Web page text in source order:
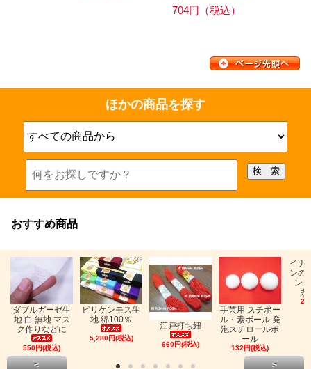
704円（税込）
ほかの商品を探す
おすすめ商品
ダブルガーゼ生
地 白 無地 マス
ク作りなどに
550円(税込)
ビリケンモス生
地 綿100％
5,280円(税込)
江戸打ち紐
660円(税込)
手芸用 スチボー
ル・素ボール 発
泡スチロールボ
ール
132円(税込)
イナ
ンの
ン
糸
< >